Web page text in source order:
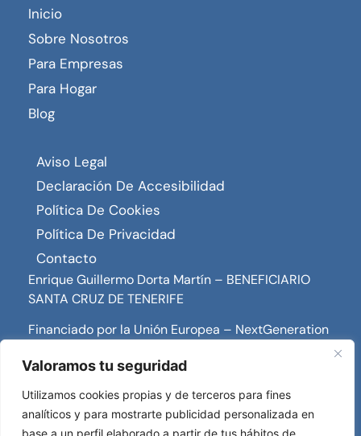
Valoramos tu seguridad
Utilizamos cookies propias y de terceros para fines
analíticos y para mostrarte publicidad personalizada en
base a un perfil elaborado a partir de tus hábitos de
Inicio
Sobre Nosotros
Para Empresas
Para Hogar
Blog
Aviso Legal
Declaración De Accesibilidad
Política De Cookies
Política De Privacidad
Contacto
Enrique Guillermo Dorta Martín – BENEFICIARIO
SANTA CRUZ DE TENERIFE
Financiado por la Unión Europea – NextGeneration